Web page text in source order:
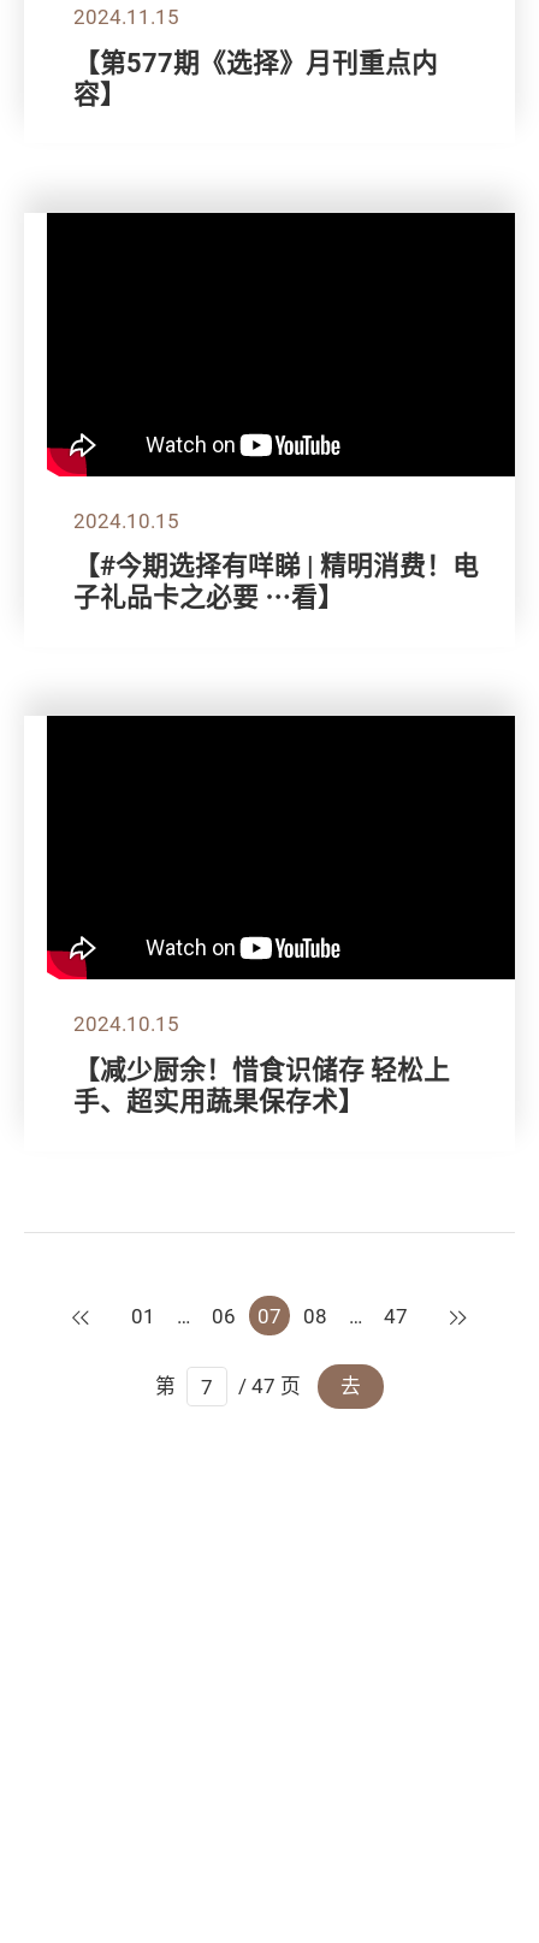
2024.11.15
【第577期《选择》月刊重点内
容】
2024.10.15
【#今期选择有咩睇 | 精明消费！电
子礼品卡之必要 ⋯看】
2024.10.15
【减少厨余！惜食识储存 轻松上
手、超实用蔬果保存术】
上一页
01 … 06 07 08 … 47 下一页
第 / 47 页 去